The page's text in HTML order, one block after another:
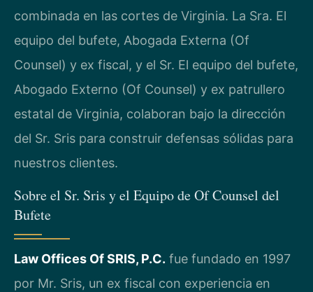
combinada en las cortes de Virginia. La Sra. El
equipo del bufete, Abogada Externa (Of
Counsel) y ex fiscal, y el Sr. El equipo del bufete,
Abogado Externo (Of Counsel) y ex patrullero
estatal de Virginia, colaboran bajo la dirección
del Sr. Sris para construir defensas sólidas para
nuestros clientes.
Sobre el Sr. Sris y el Equipo de Of Counsel del
Bufete
Law Offices Of SRIS, P.C. fue fundado en 1997
por Mr. Sris, un ex fiscal con experiencia en